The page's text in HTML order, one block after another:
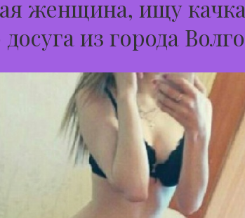
женщина, ищу
из города